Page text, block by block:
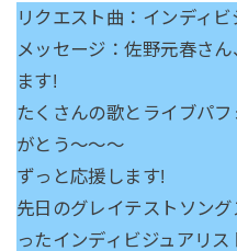
リクエスト曲：インディビ
メッセージ：佐野元春さ
ます!
たくさんの歌とライブパ
がとう〜〜〜
ずっと応援します!
先日のグレイテストソン
ったインディビジュアリス